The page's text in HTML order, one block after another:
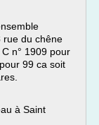
rue du chêne
n° 1909 pour
99 ca soit
à Saint